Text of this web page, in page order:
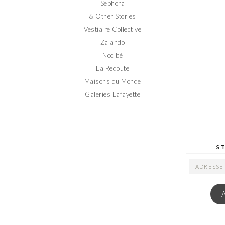
Sephora
& Other Stories
Vestiaire Collective
Zalando
Nocibé
La Redoute
Maisons du Monde
Galeries Lafayette
ADRESSE